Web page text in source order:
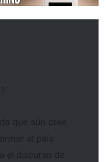
que aún cree
al país
el discurso de